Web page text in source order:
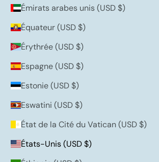
Émirats arabes unis (USD $)
Équateur (USD $)
Érythrée (USD $)
Espagne (USD $)
Estonie (USD $)
Eswatini (USD $)
État de la Cité du Vatican (USD $)
États-Unis (USD $)